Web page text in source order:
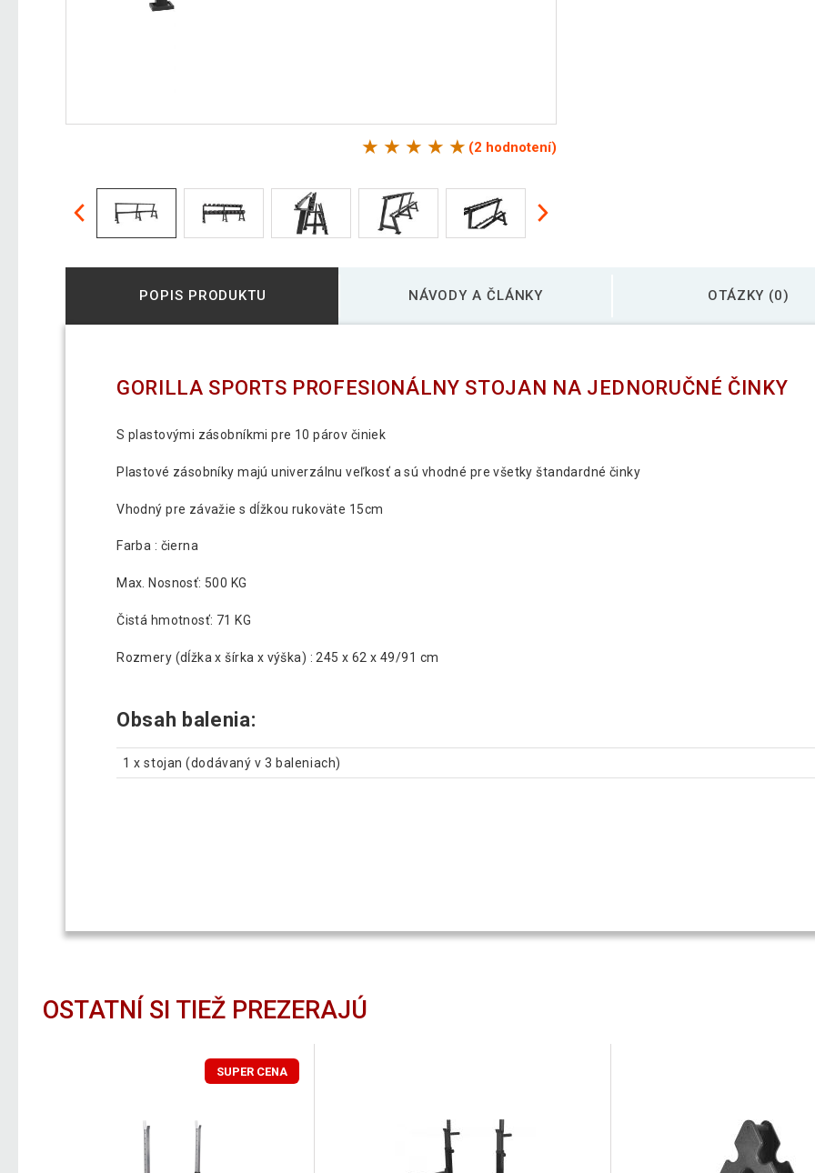
(2 hodnotení)
POPIS PRODUKTU NÁVODY A ČLÁNKY OTÁZKY (0)
GORILLA SPORTS PROFESIONÁLNY STOJAN NA JEDNORUČNÉ ČINKY
S plastovými zásobníkmi pre 10 párov činiek
Plastové zásobníky majú univerzálnu veľkosť a sú vhodné pre všetky štandardné činky
Vhodný pre závažie s dĺžkou rukoväte 15cm
Farba : čierna
Max. Nosnosť: 500 KG
Čistá hmotnosť: 71 KG
Rozmery (dĺžka x šírka x výška) : 245 x 62 x 49/91 cm
Obsah balenia:
1 x stojan (dodávaný v 3 baleniach)
OSTATNÍ SI TIEŽ PREZERAJÚ
SUPER CENA